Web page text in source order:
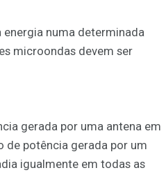
numa determinada
microondas devem ser
gerada por uma antena em
de potência gerada por um
igualmente em todas as